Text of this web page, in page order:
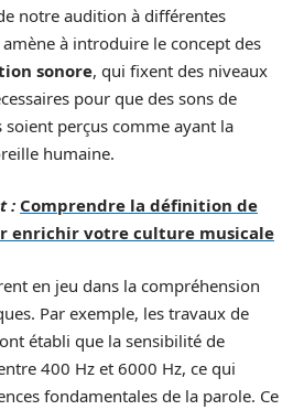
notre audition à différentes
à introduire le concept des
sonore, qui fixent des niveaux
pour que des sons de
perçus comme ayant la
humaine.
: Comprendre la définition de
enrichir votre culture musicale
en jeu dans la compréhension
Par exemple, les travaux de
ont établi que la sensibilité de
400 Hz et 6000 Hz, ce qui
fondamentales de la parole. Ce